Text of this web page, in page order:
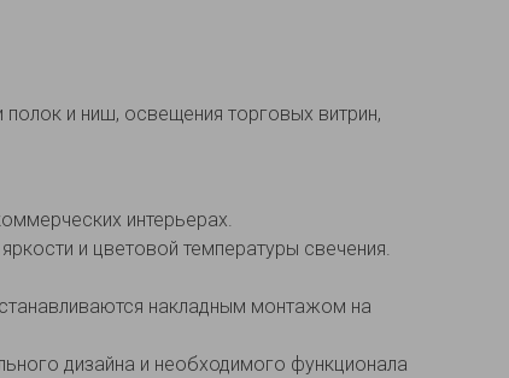
и ниш, освещения торговых витрин,
интерьерах.
и цветовой температуры свечения.
накладным монтажом на
дизайна и необходимого функционала